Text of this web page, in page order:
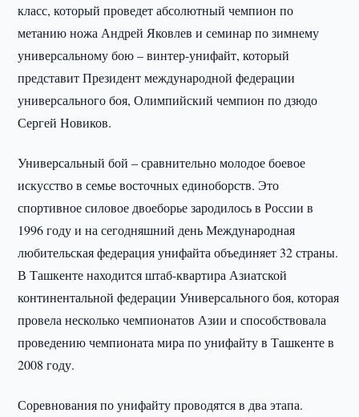
класс, который проведет абсолютный чемпион по
метанию ножа Андрей Яковлев и семинар по зимнему
универсальному бою – винтер-унифайт, который
представит Президент международной федерации
универсального боя, Олимпийский чемпион по дзюдо
Сергей Новиков.
Универсальный бой – сравнительно молодое боевое
искусство в семье восточных единоборств. Это
спортивное силовое двоеборье зародилось в России в
1996 году и на сегодняшний день Международная
любительская федерация унифайта объединяет 32 страны.
В Ташкенте находится штаб-квартира Азиатской
континентальной федерации Универсального боя, которая
провела несколько чемпионатов Азии и способствовала
проведению чемпионата мира по унифайту в Ташкенте в
2008 году.
Соревнования по унифайту проводятся в два этапа.